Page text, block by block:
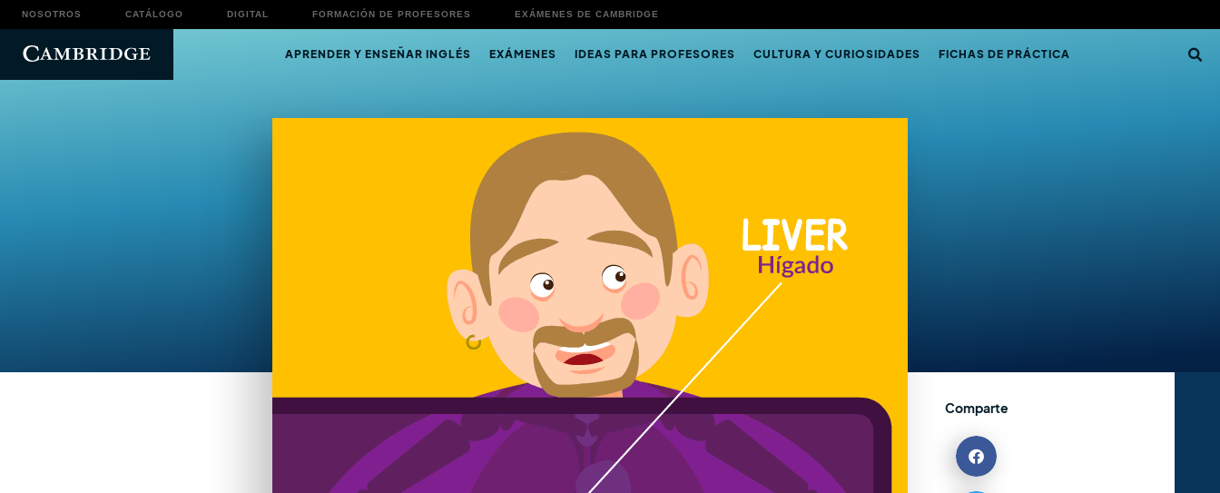
NOSOTROS CATÁLOGO DIGITAL FORMACIÓN DE PROFESORES EXÁMENES DE CAMBRIDGE
APRENDER Y ENSEÑAR INGLÉS EXÁMENES IDEAS PARA PROFESORES CULTURA Y CURIOSIDADES FICHAS DE PRÁCTICA
Comparte